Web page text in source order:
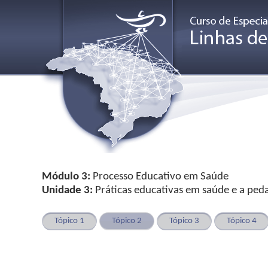
Módulo 3: Processo Educativo em Saúde
Unidade 3: Práticas educativas em saúde e a
Tópico 1 Tópico 2 Tópico 3 Tópico 4